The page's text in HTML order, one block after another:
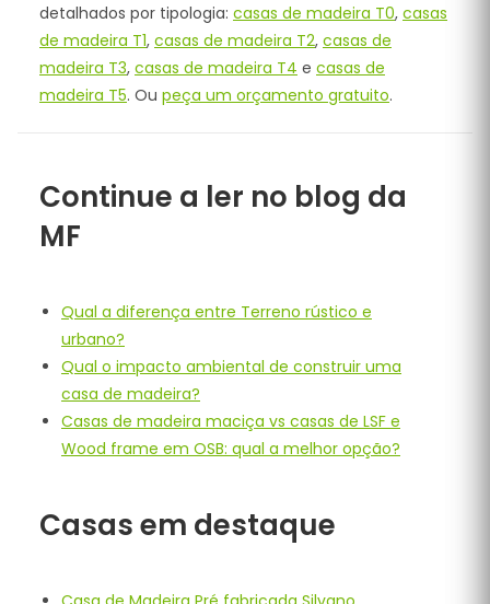
detalhados por tipologia: casas de madeira T0, casas
de madeira T1, casas de madeira T2, casas de
madeira T3, casas de madeira T4 e casas de
madeira T5. Ou peça um orçamento gratuito.
Continue a ler no blog da
MF
Qual a diferença entre Terreno rústico e
urbano?
Qual o impacto ambiental de construir uma
casa de madeira?
Casas de madeira maciça vs casas de LSF e
Wood frame em OSB: qual a melhor opção?
Casas em destaque